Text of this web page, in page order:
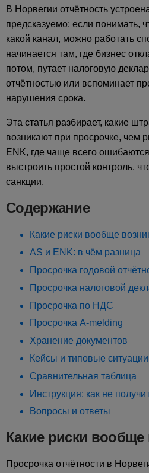
В Норвегии отчётность
предсказуемо: если понимать,
какой канал, можно работать
начинается там, где бизнес
потом, путает налоговую
отчётностью или вспоминает
нарушения срока.
Эта статья разбирает, какие
возникают при просрочке, чем
ENK, где чаще всего
выстроить простой контроль,
санкции.
Содержание
Какие риски вообще
AS и ENK: в чём разница
Просрочка годовой
Просрочка налоговой
Просрочка по НДС
Просрочка A-melding
Хранение документов
Кейсы и типовые ситуации
Сравнительная таблица
Инструкция: как не
Вопросы и ответы
Какие риски вообще
Просрочка отчётности в